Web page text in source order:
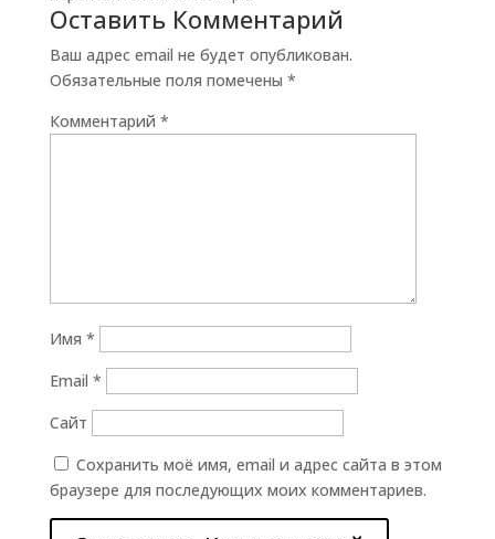
Оставить Комментарий
Ваш адрес email не будет опубликован.
Обязательные поля помечены *
Комментарий *
Имя *
Email *
Сайт
Сохранить моё имя, email и адрес сайта в этом
браузере для последующих моих комментариев.